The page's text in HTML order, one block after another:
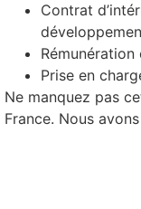
Contrat
Prise en
Ne manquez pas
France. Nous